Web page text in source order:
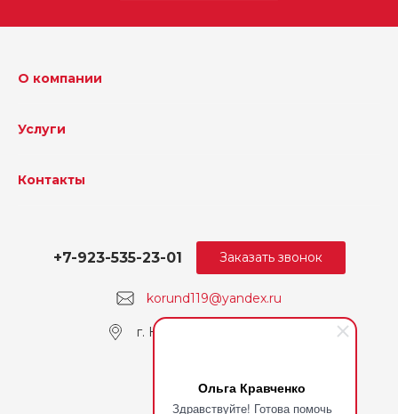
Ольга Кравченко
Здравствуйте! Готова помочь
О компании
Услуги
Контакты
korund119@yandex.ru
+7-923-535-23-01
г. Кемерово, пр. Ленина
Заказать звонок